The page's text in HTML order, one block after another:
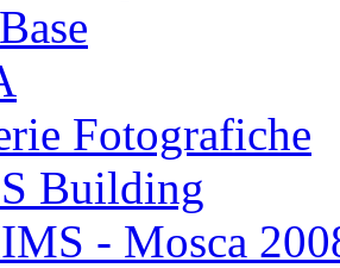
Fotografiche
Building
- Mosca